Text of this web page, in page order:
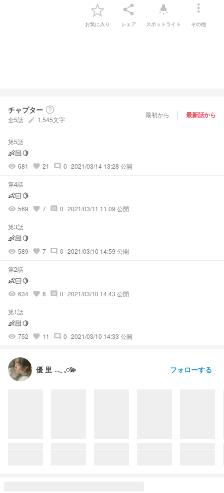
お気に入り
share
シェア
highlight
スポットライト
more_vert
その他
チャプター help_outline
全5話 create 1,545文字
最初から 最新話から
第5話
👶🏻🍋
visibility 681 favorite 21 comment 0 2021/03/14 13:28 公開
第4話
👶🏻🍋
visibility 569 favorite 7 comment 0 2021/03/11 11:09 公開
第3話
👶🏻🍋
visibility 589 favorite 7 comment 0 2021/03/10 14:59 公開
第2話
👶🏻🍋
visibility 634 favorite 8 comment 0 2021/03/10 14:43 公開
第1話
👶🏻🍋
visibility 752 favorite 11 comment 0 2021/03/10 14:33 公開
優 里 ‪‪𓂃 𓈒𓏸💫 フォローする